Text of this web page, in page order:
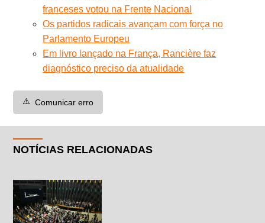
franceses votou na Frente Nacional
Os partidos radicais avançam com força no
Parlamento Europeu
Em livro lançado na França, Rancière faz
diagnóstico preciso da atualidade
⚠️ Comunicar erro
NOTÍCIAS RELACIONADAS